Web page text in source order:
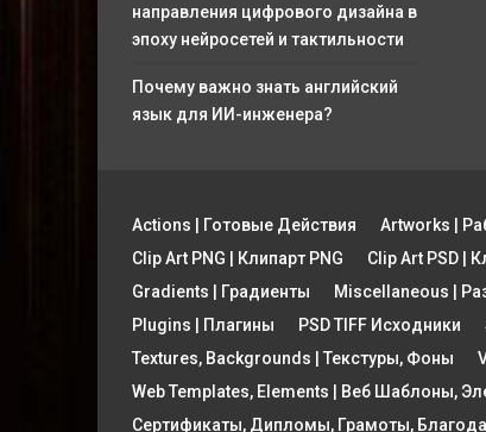
направления цифрового дизайна в
эпоху нейросетей и тактильности
Почему важно знать английский
язык для ИИ-инженера?
Actions | Готовые Действия Artworks |
Clip Art PNG | Клипарт PNG
Clip Art PSD |
Gradients | Градиенты
Miscellaneous |
Plugins | Плагины
PSD TIFF Исходники
Textures, Backgrounds | Текстуры, Фоны
Web Templates, Elements | Веб Шаблоны,
Сертификаты, Дипломы, Грамоты,